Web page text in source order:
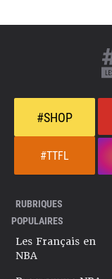
#SHOP
#TTFL
RUBRIQUES
POPULAIRES
Les Français en
NBA